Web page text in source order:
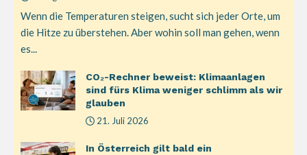
Wenn die Temperaturen steigen, sucht sich jeder Orte, um
die Hitze zu überstehen. Aber wohin soll man gehen, wenn
es...
CO₂-Rechner beweist: Klimaanlagen
sind fürs Klima weniger schlimm als wir
glauben
21. Juli 2026
In Österreich gilt bald ein